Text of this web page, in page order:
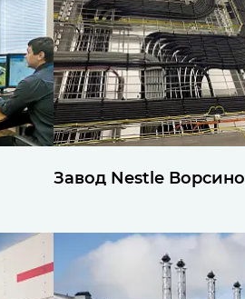
Завод Nestle Ворсино